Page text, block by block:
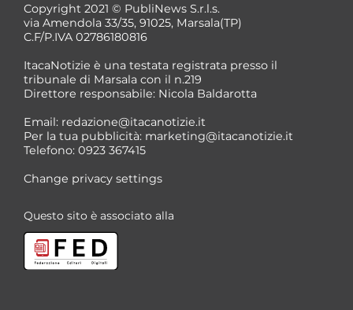
Copyright 2021 © PubliNews S.r.l.s.
via Amendola 33/35, 91025, Marsala(TP)
C.F/P.IVA 02786180816
ItacaNotizie è una testata registrata presso il
tribunale di Marsala con il n.219
Direttore responsabile: Nicola Baldarotta
Email: redazione@itacanotizie.it
Per la tua pubblicità: marketing@itacanotizie.it
Telefono: 0923 367415
Change privacy settings
Questo sito è associato alla